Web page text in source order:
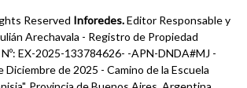
Reserved Inforedes.Editor Responsable y
Arechavala - Registro de Propiedad
EX-2025-133784626- -APN-DNDA#MJ -
Diciembre de 2025 - Camino de la Escuela